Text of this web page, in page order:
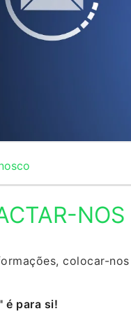
NOS
colocar-
é para si!